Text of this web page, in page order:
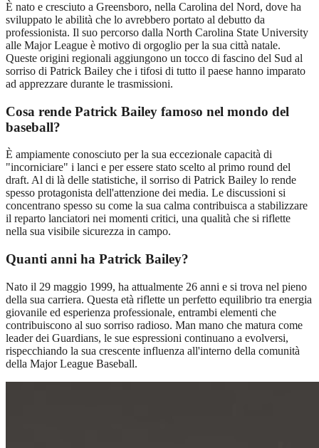
È nato e cresciuto a Greensboro, nella Carolina del Nord, dove ha
sviluppato le abilità che lo avrebbero portato al debutto da
professionista. Il suo percorso dalla North Carolina State University
alle Major League è motivo di orgoglio per la sua città natale.
Queste origini regionali aggiungono un tocco di fascino del Sud al
sorriso di Patrick Bailey che i tifosi di tutto il paese hanno imparato
ad apprezzare durante le trasmissioni.
Cosa rende Patrick Bailey famoso nel mondo del
baseball?
È ampiamente conosciuto per la sua eccezionale capacità di
"incorniciare" i lanci e per essere stato scelto al primo round del
draft. Al di là delle statistiche, il sorriso di Patrick Bailey lo rende
spesso protagonista dell'attenzione dei media. Le discussioni si
concentrano spesso su come la sua calma contribuisca a stabilizzare
il reparto lanciatori nei momenti critici, una qualità che si riflette
nella sua visibile sicurezza in campo.
Quanti anni ha Patrick Bailey?
Nato il 29 maggio 1999, ha attualmente 26 anni e si trova nel pieno
della sua carriera. Questa età riflette un perfetto equilibrio tra energia
giovanile ed esperienza professionale, entrambi elementi che
contribuiscono al suo sorriso radioso. Man mano che matura come
leader dei Guardians, le sue espressioni continuano a evolversi,
rispecchiando la sua crescente influenza all'interno della comunità
della Major League Baseball.